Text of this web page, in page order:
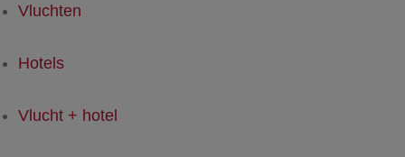
Vluchten
Hotels
Vlucht + hotel